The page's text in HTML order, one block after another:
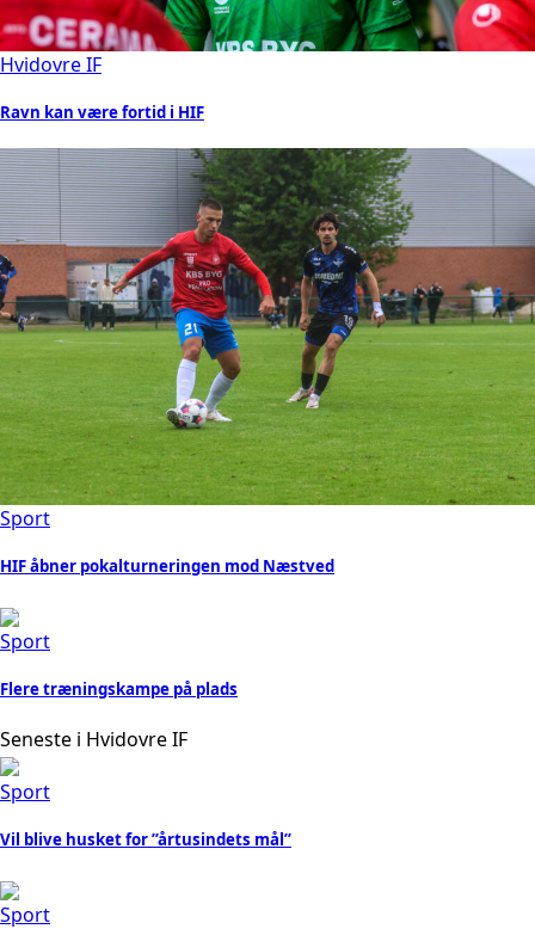
Hvidovre IF
Ravn kan være fortid i HIF
Sport
HIF åbner pokalturneringen mod Næstved
Sport
Flere træningskampe på plads
Seneste i Hvidovre IF
Sport
Vil blive husket for ”årtusindets mål”
Sport